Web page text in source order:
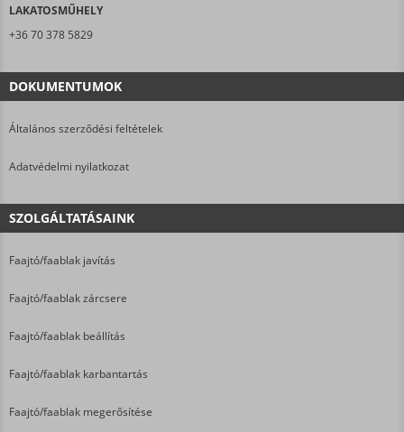
LAKATOSMŰHELY
+36 70 378 5829
DOKUMENTUMOK
Általános szerződési feltételek
Adatvédelmi nyilatkozat
SZOLGÁLTATÁSAINK
Faajtó/faablak javítás
Faajtó/faablak zárcsere
Faajtó/faablak beállítás
Faajtó/faablak karbantartás
Faajtó/faablak megerősítése